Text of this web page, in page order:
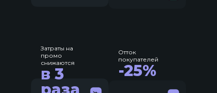
Затраты на
промо
снижаются
в 3
Отток
покупателей
-25%